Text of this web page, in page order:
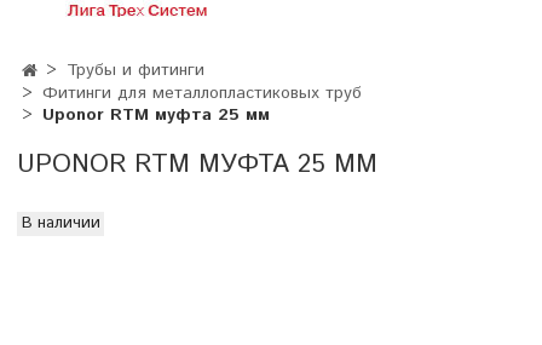
Трубы и фитинги
Фитинги для металлопластиковых труб
Uponor RTM муфта 25 мм
UPONOR RTM МУФТА 25 ММ
В наличии